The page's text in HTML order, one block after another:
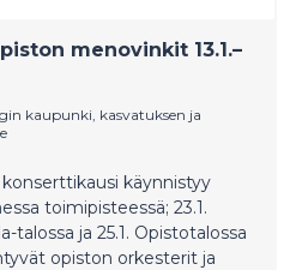
menovinkit 13.1.–
kaupunki, kasvatuksen ja
käynnistyy
toimipisteessä; 23.1.
talossa ja 25.1. Opistotalossa
opiston orkesterit ja